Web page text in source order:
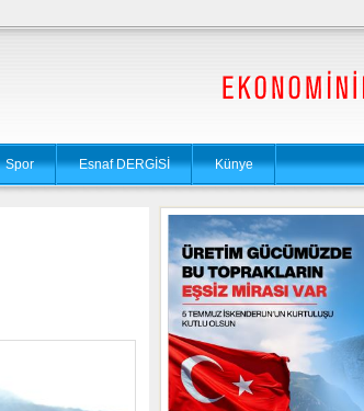
Spor Esnaf DERGİSİ Künye